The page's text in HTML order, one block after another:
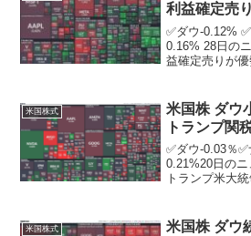
利益確定売り
✅ダウ-0.12%
0.16% 28日の
益確定売りが優
ト・シチズンズ
ま...
米国株式
米国株 ダウ
トランプ関
✅ダウ-0.03％
0.21%20日のニ
トランプ米大
株増の11億
米国株式
米国株 ダウ